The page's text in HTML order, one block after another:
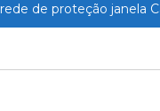
rede de proteção janela